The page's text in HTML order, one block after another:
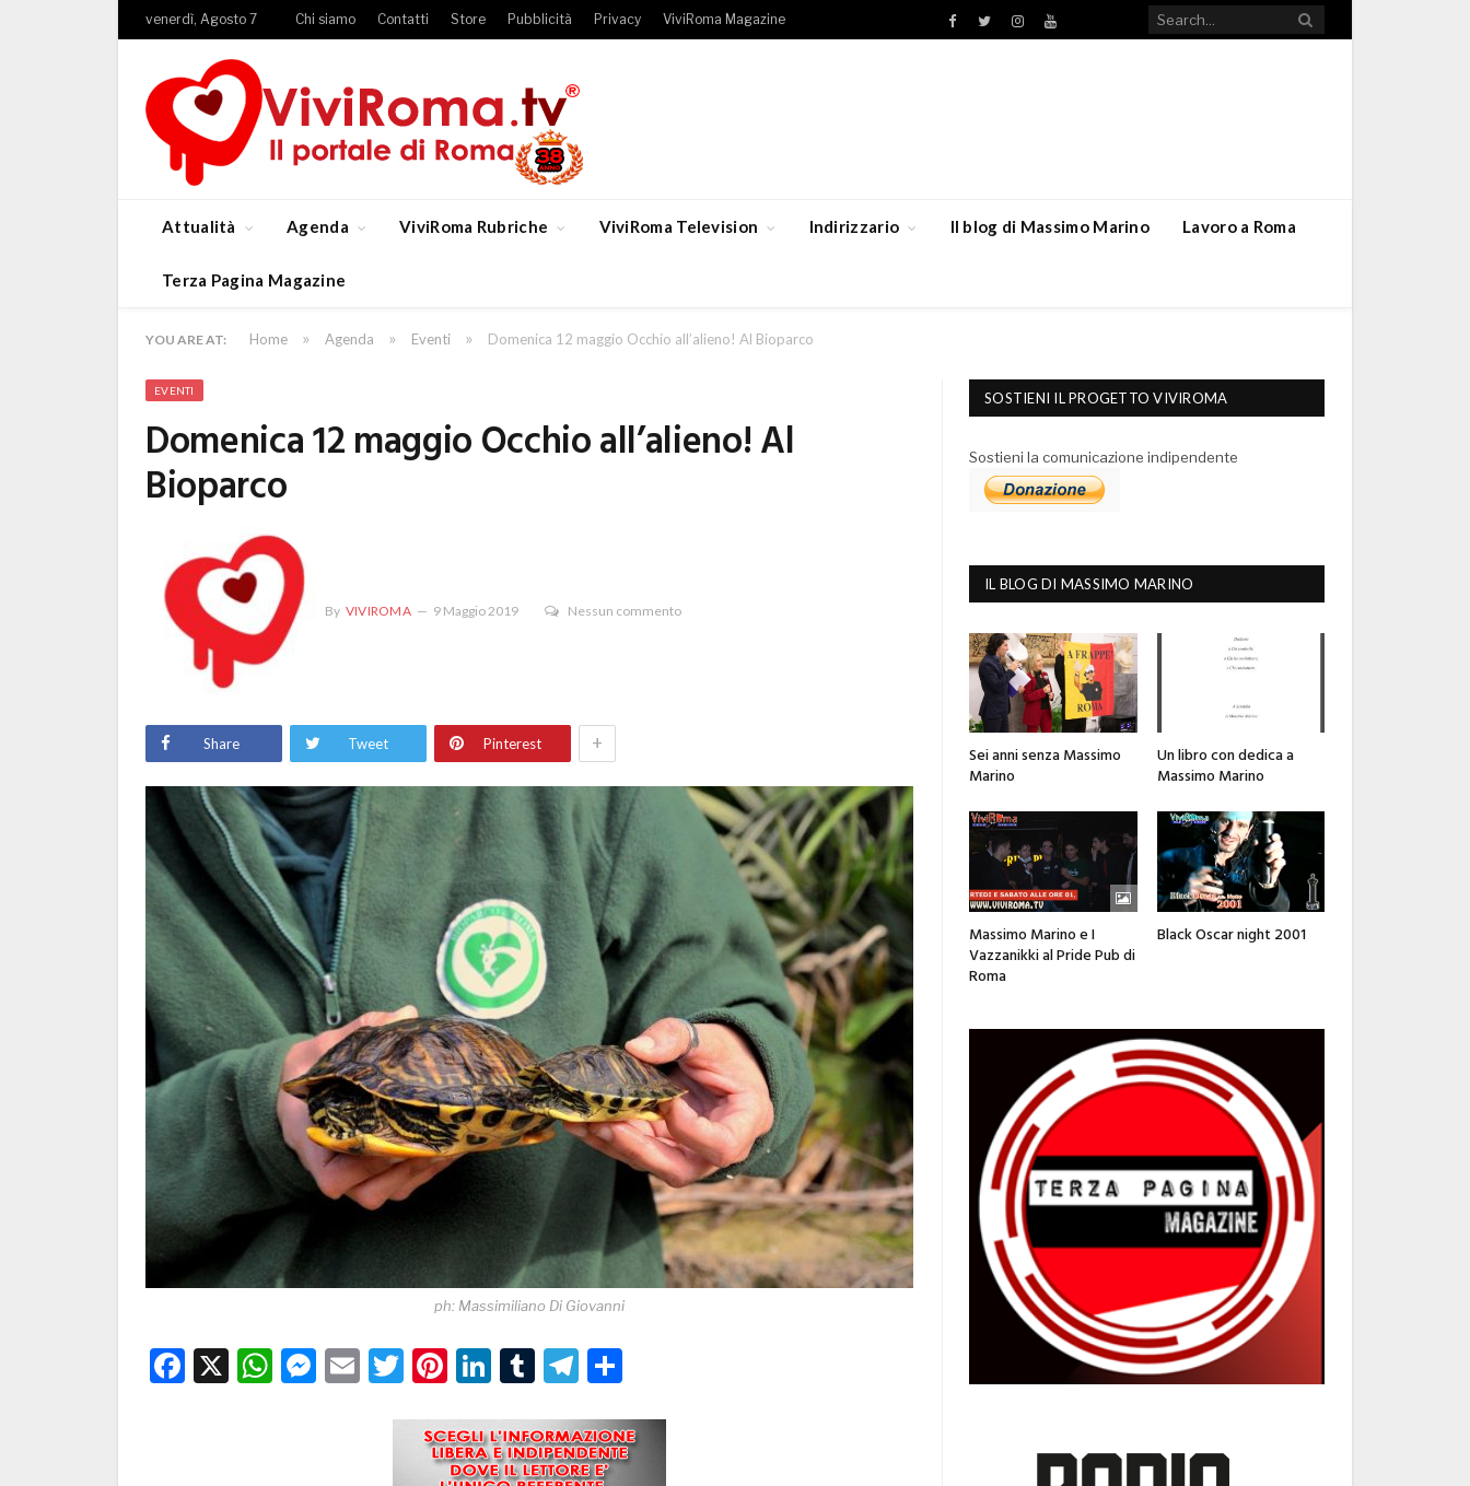
venerdì, Agosto 7 Chi siamo Contatti Store Pubblicità Privacy ViviRoma Magazine Facebook
TwitterInstagramYouTube
Attualità Agenda ViviRoma Rubriche ViviRoma Television Indirizzario Il blog di Massimo Marino Lavoro a Roma
Terza Pagina Magazine
YOU ARE AT: Home » Agenda » Eventi » Domenica 12 maggio Occhio all’alieno! Al Bioparco
EVENTI
Domenica 12 maggio Occhio all’alieno! Al
Bioparco
By VIVIROMA 9 Maggio 2019 Nessun commento
Share Tweet Pinterest +
ph: Massimiliano Di Giovanni
Facebook
X WhatsApp
Messenger
EmailTwitter
Pinterest
LinkedIn
TumblrTelegram
SOSTIENI IL PROGETTO VIVIROMA
Sostieni la comunicazione indipendente
IL BLOG DI MASSIMO MARINO
Sei anni senza Massimo
Marino
Un libro con dedica a
Massimo Marino
Massimo Marino e I
Vazzanikki al Pride Pub di
Roma
Black Oscar night 2001